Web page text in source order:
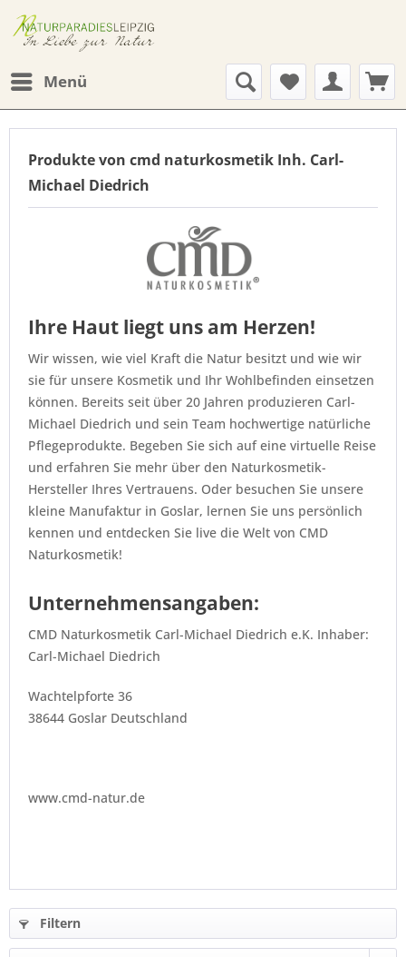
Menü
Produkte von cmd naturkosmetik Inh. Carl-
Michael Diedrich
Ihre Haut liegt uns am Herzen!
Wir wissen, wie viel Kraft die Natur besitzt und wie wir
sie für unsere Kosmetik und Ihr Wohlbefinden einsetzen
können. Bereits seit über 20 Jahren produzieren Carl-
Michael Diedrich und sein Team hochwertige natürliche
Pflegeprodukte. Begeben Sie sich auf eine virtuelle Reise
und erfahren Sie mehr über den Naturkosmetik-
Hersteller Ihres Vertrauens. Oder besuchen Sie unsere
kleine Manufaktur in Goslar, lernen Sie uns persönlich
kennen und entdecken Sie live die Welt von CMD
Naturkosmetik!
Unternehmensangaben:
CMD Naturkosmetik Carl-Michael Diedrich e.K. Inhaber:
Carl-Michael Diedrich
Wachtelpforte 36
38644 Goslar Deutschland
www.cmd-natur.de
Filtern